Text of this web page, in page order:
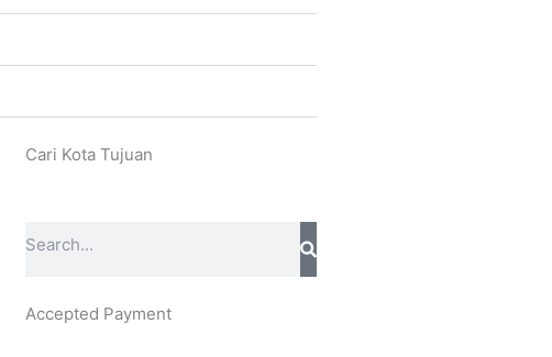
Cari Kota Tujuan
Accepted Payment